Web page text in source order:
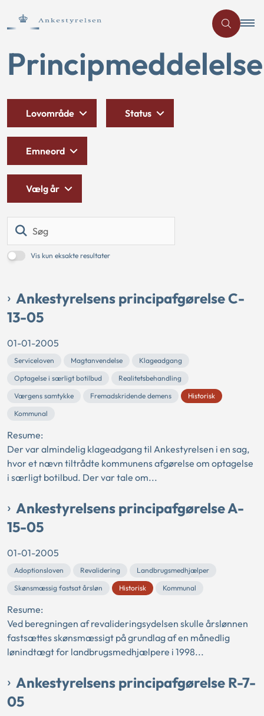
Vis kun eksakte resultater
Lovområde Status
Emneord
Vælg år
Ankestyrelsens principafgørelse C-
13-05
01-01-2005
Serviceloven Magtanvendelse
Klageadgang
Optagelse i særligt botilbud
Realitetsbehandling
Værgens samtykke
Fremadskridende demens
Historisk
Kommunal
Resume:
Der var almindelig klageadgang til Ankestyrelsen i en sag,
hvor et nævn tiltrådte kommunens afgørelse om optagelse
i særligt botilbud. Der var tale om...
Ankestyrelsens principafgørelse A-
15-05
01-01-2005
Adoptionsloven Revalidering
Landbrugsmedhjælper
Skønsmæssig fastsat årsløn
Historisk Kommunal
Resume:
Ved beregningen af revalideringsydelsen skulle årslønnen
fastsættes skønsmæssigt på grundlag af en månedlig
lønindtægt for landbrugsmedhjælpere i 1998...
Ankestyrelsens principafgørelse R-7-
05